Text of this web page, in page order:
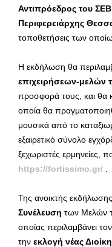
Αντιπρόεδρος του
Περιφερειάρχης
τοποθετήσεις των
Η εκδήλωση θα
επιχειρήσεων-μελών
προσφορά τους, και θα
οποία θα
μουσικά από το
εξαιρετικό σύνολο
ξεχωριστές ερμηνείες,
https://fortissimo.gr/
Της ανοικτής
Συνέλευση των Μελών
οποίας περιλαμβάνει
την εκλογή νέας